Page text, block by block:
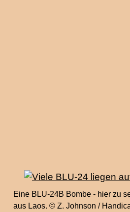
Eine BLU-24B Bombe - hier zu
aus Laos. © Z. Johnson /